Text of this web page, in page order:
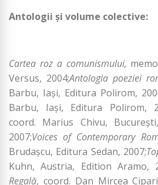
Antologii și volume colective:
Cartea roz a comunismului,
Versus, 2004;Antologia poeziei
Barbu, Iași, Editura Polirom,
Barbu, Iași, Editura Polirom,
coord. Marius Chivu,
2007;Voices of Contemporary
Brudașcu, Editura Sedan, 2007;
Kuhn, Austria, Edition Aramo,
Regală, coord. Dan Mircea